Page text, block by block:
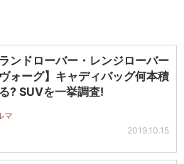
ランドローバー・レンジローバー
ォーグ】キャディバッグ何本積
? SUVを一挙調査!
マ
2019.10.15